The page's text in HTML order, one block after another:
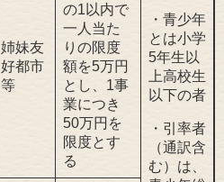
姉妹友
好都市
等
の1以内で
一人当た
りの限度
額を5万円
とし、1事
業につき
50万円を
限度とす
る
・青少年
とは小学
5年生以
上高校生
以下の者
・引率者
（通訳含
む）は、